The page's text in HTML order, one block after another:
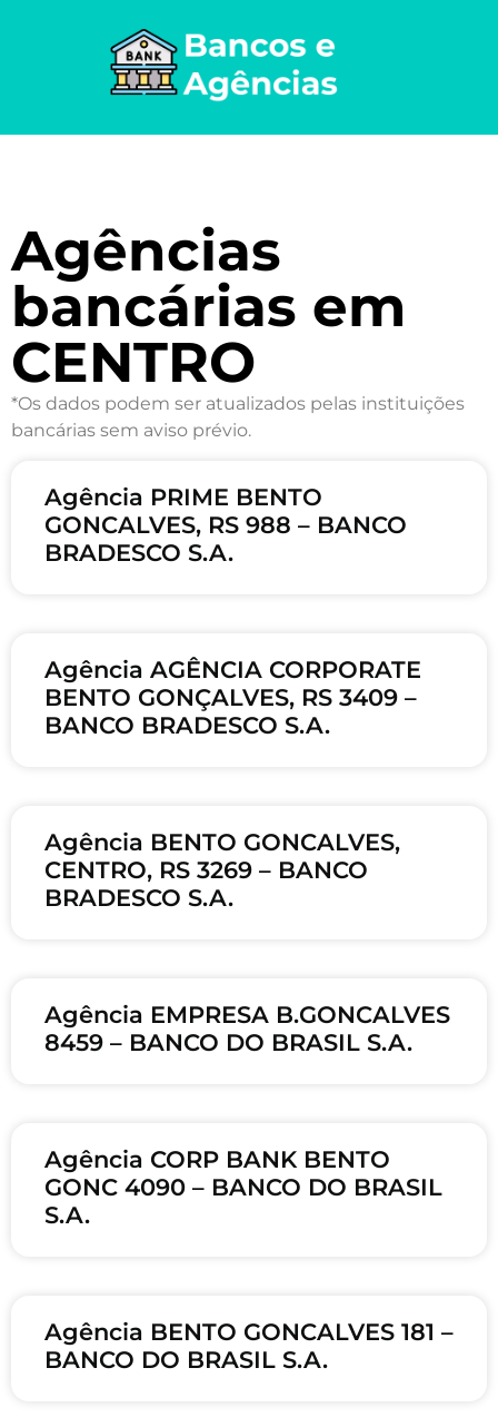
Agências
bancárias em
CENTRO
*Os dados podem ser atualizados pelas instituições
bancárias sem aviso prévio.
Agência PRIME BENTO
GONCALVES, RS 988 – BANCO
BRADESCO S.A.
Agência AGÊNCIA CORPORATE
BENTO GONÇALVES, RS 3409 –
BANCO BRADESCO S.A.
Agência BENTO GONCALVES,
CENTRO, RS 3269 – BANCO
BRADESCO S.A.
Agência EMPRESA B.GONCALVES
8459 – BANCO DO BRASIL S.A.
Agência CORP BANK BENTO
GONC 4090 – BANCO DO BRASIL
S.A.
Agência BENTO GONCALVES 181 –
BANCO DO BRASIL S.A.